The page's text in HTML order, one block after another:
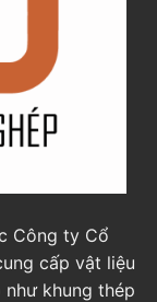
Công ty Cổ
cấp vật liệu
khung thép